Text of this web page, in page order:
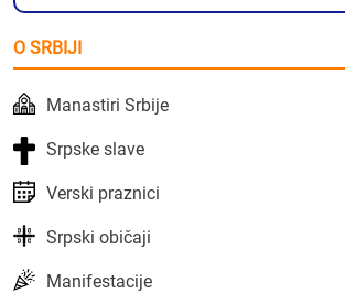
O SRBIJI
Manastiri Srbije
Srpske slave
Verski praznici
Srpski običaji
Manifestacije